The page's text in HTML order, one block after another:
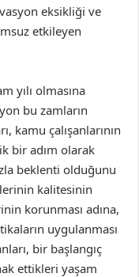
eksikliği ve
etkileyen
yılı olmasına
bu zamların
kamu çalışanlarının
bir adım olarak
beklenti olduğunu
kalitesinin
korunması adına,
uygulanması
bir başlangıç
ettikleri yaşam